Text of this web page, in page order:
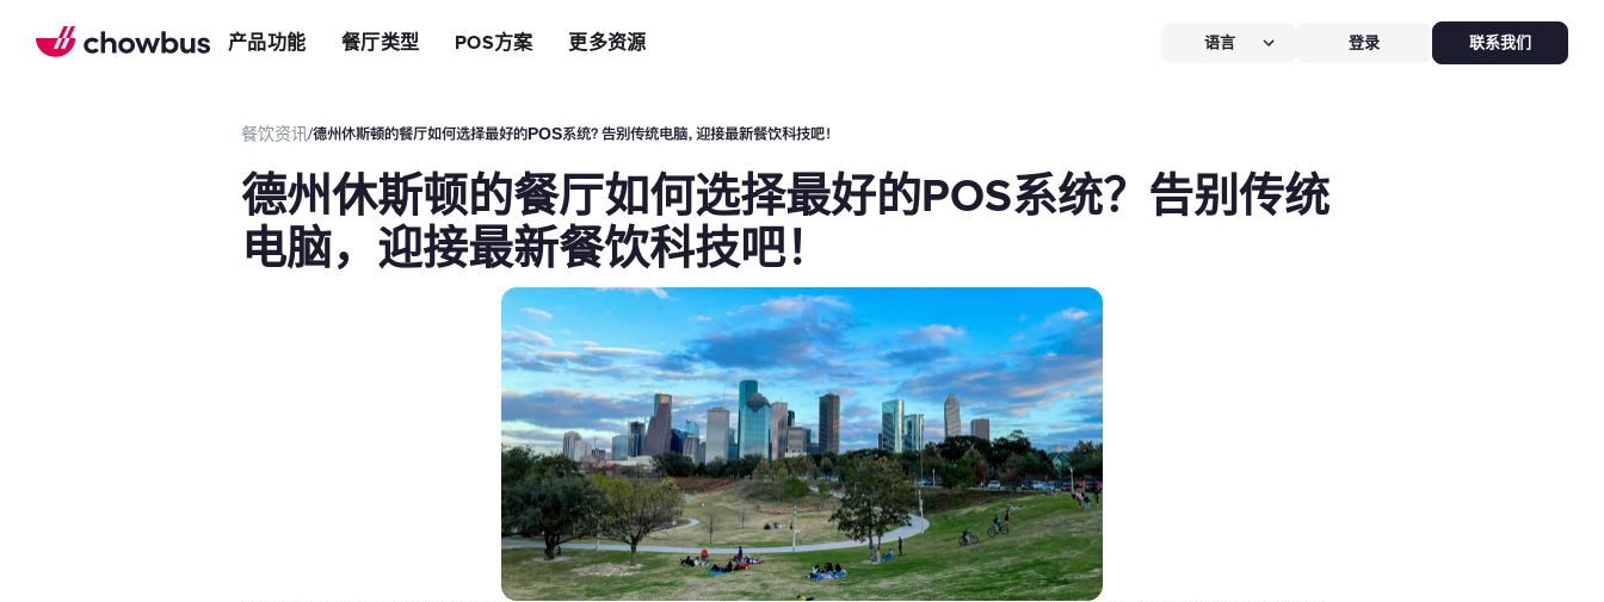
产品功能
POS系统
等位系统
预约
Chowbus Go商家App
自助点餐机
手持POS
平板点餐
扫码点餐
取餐叫号屏
厨房显示系统
增加客流方案
会员系统
短信营销
促销引擎
礼品卡
AI 广告投放
AI 社媒营销
AI 创意素材
AI 评价洞察
三方整合方案
外卖平台整合
解锁更多资金
资金周转
AI POS硬件全免，价值 $826
新客换机零成本，AI POS+接单设备
智能硬件方案
自助点餐机
自助点餐Kiosk，
顾客自助下单支付，人工最高省
30%，新客立享5折。
餐厅类型
面包店增加收入
切换到Chowbus
POS方案 更多资源
长期推荐，轻松赚钱
语言 登录 联系我们
餐饮资讯/德州休斯顿的餐厅如何选择最好的POS系统？告别传统电脑，迎接最新餐饮科技吧！
德州休斯顿的餐厅如何选择最好的POS系统？告别传统
电脑，迎接最新餐饮科技吧！